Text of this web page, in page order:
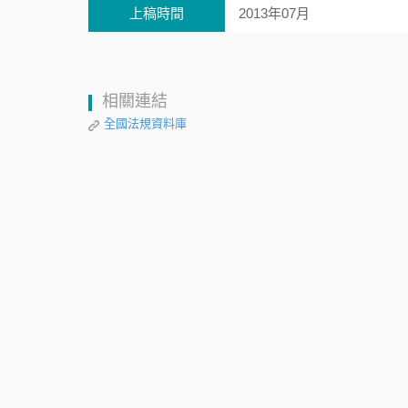
上稿時間 2013年07月
相關連結
全國法規資料庫